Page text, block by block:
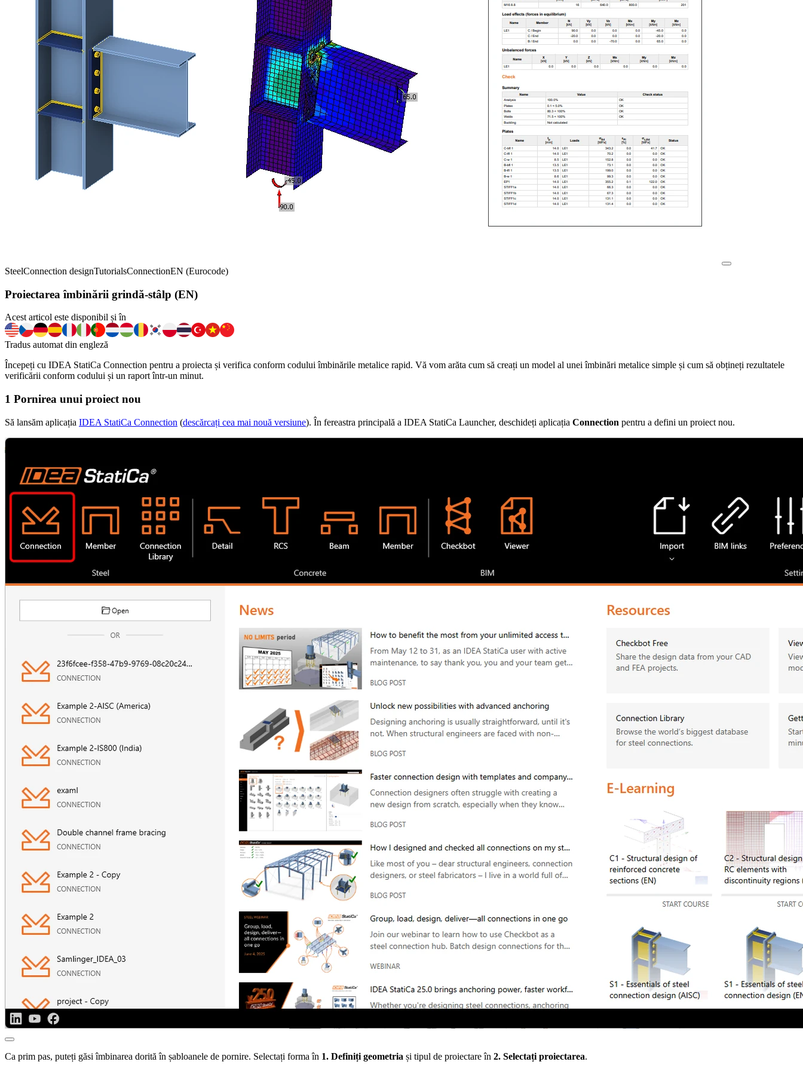
SteelConnection designTutorialsConnectionEN (Eurocode)
Proiectarea îmbinării grindă-stâlp (EN)
Acest articol este disponibil și în
Tradus automat din engleză
Începeți cu IDEA StatiCa Connection pentru a proiecta și verifica conform codului îmbinările metalice rapid. Vă vom arăta cum să creați un model al unei îmbinări metalice simple și cum să obțineți rezultatele
verificării conform codului și un raport într-un minut.
1 Pornirea unui proiect nou
Să lansăm aplicația IDEA StatiCa Connection (descărcați cea mai nouă versiune). În fereastra principală a IDEA StatiCa Launcher, deschideți aplicația Connection pentru a defini un proiect nou.
Ca prim pas, puteți găsi îmbinarea dorită în șabloanele de pornire. Selectați forma în 1. Definiți geometria și tipul de proiectare în 2. Selectați proiectarea.